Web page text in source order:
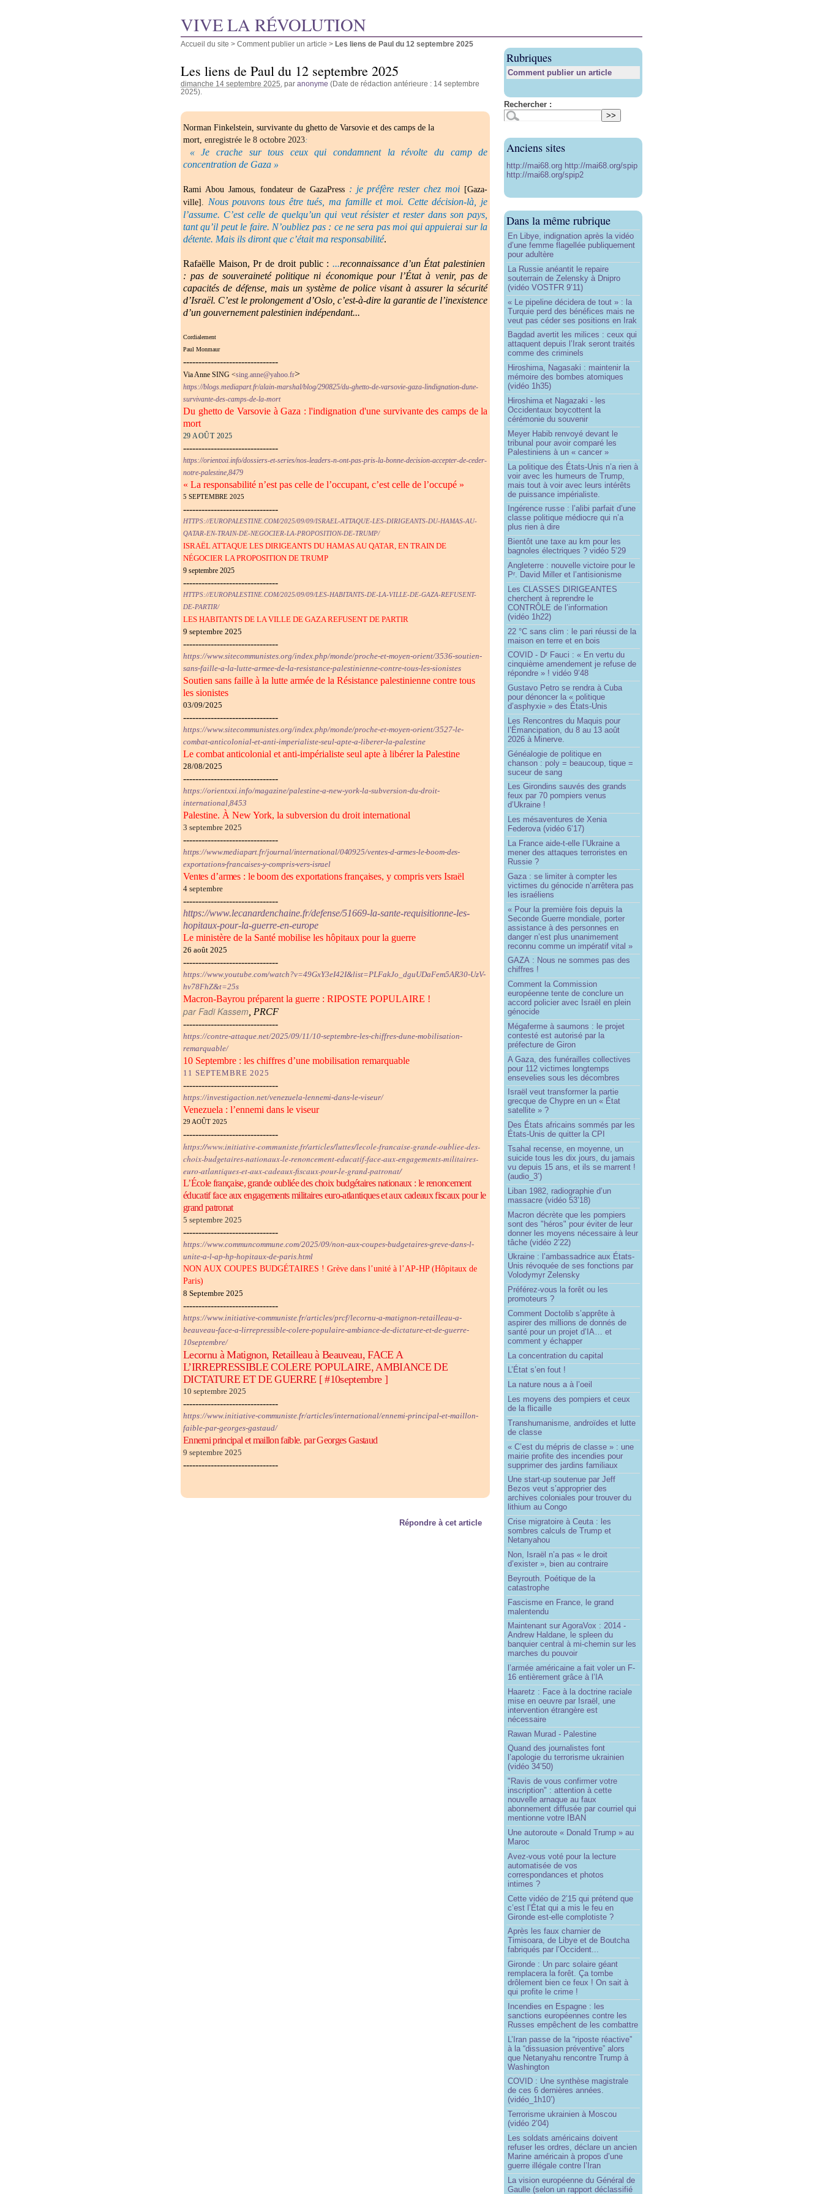
VIVE LA RÉVOLUTION
Accueil du site > Comment publier un article > Les liens de Paul du 12 septembre 2025
Les liens de Paul du 12 septembre 2025
dimanche 14 septembre 2025 , par anonyme (Date de rédaction antérieure : 14 septembre
2025).
Norman Finkelstein, survivante du ghetto de Varsovie et des camps de la
mort, enregistrée le 8 octobre 2023:
« Je crache sur tous ceux qui condamnent la révolte du camp de
concentration de Gaza »
Rami Abou Jamous, fondateur de GazaPress: je préfère rester chez moi [Gaza-
ville] . Nous pouvons tous être tués, ma famille et moi. Cette décision-là, je
l’assume. C’est celle de quelqu’un qui veut résister et rester dans son pays,
tant qu’il peut le faire. N’oubliez pas : ce ne sera pas moi qui appuierai sur la
détente. Mais ils diront que c’était ma responsabilité.
Rafaëlle Maison, Pr de droit public : ...reconnaissance d’un État palestinien
:pas de souveraineté politique ni économique pour l’État à venir, pas de
capacités de défense, mais un système de police visant à assurer la sécurité
d’Israël. C’est le prolongement d’Oslo, c’est-à-dire la garantie de l’inexistence
d’un gouvernement palestinien indépendant...
Cordialement
Paul Monmaur
-------------------------------
Via Anne SING <sing.anne@yahoo.fr>
https://blogs.mediapart.fr/alain-marshal/blog/290825/du-ghetto-de-varsovie-gaza-lindignation-dune-
survivante-des-camps-de-la-mort
Du ghetto de Varsovie à Gaza : l'indignation d'une survivante des camps de la
mort
29 AOÛT 2025
-------------------------------
https://orientxxi.info/dossiers-et-series/nos-leaders-n-ont-pas-pris-la-bonne-decision-accepter-de-ceder-
notre-palestine,8479
« La responsabilité n’est pas celle de l’occupant, c’est celle de l’occupé »
5 SEPTEMBRE 2025
-------------------------------
HTTPS://EUROPALESTINE.COM/2025/09/09/ISRAEL-ATTAQUE-LES-DIRIGEANTS-DU-HAMAS-AU-
QATAR-EN-TRAIN-DE-NEGOCIER-LA-PROPOSITION-DE-TRUMP/
ISRAËL ATTAQUE LES DIRIGEANTS DU HAMAS AU QATAR, EN TRAIN DE
NÉGOCIER LA PROPOSITION DE TRUMP
9 septembre 2025
-------------------------------
HTTPS://EUROPALESTINE.COM/2025/09/09/LES-HABITANTS-DE-LA-VILLE-DE-GAZA-REFUSENT-
DE-PARTIR/
LES HABITANTS DE LA VILLE DE GAZA REFUSENT DE PARTIR
9 septembre 2025
-------------------------------
https://www.sitecommunistes.org/index.php/monde/proche-et-moyen-orient/3536-soutien-
sans-faille-a-la-lutte-armee-de-la-resistance-palestinienne-contre-tous-les-sionistes
Soutien sans faille à la lutte armée de la Résistance palestinienne contre tous
les sionistes
03/09/2025
-------------------------------
https://www.sitecommunistes.org/index.php/monde/proche-et-moyen-orient/3527-le-
combat-anticolonial-et-anti-imperialiste-seul-apte-a-liberer-la-palestine
Le combat anticolonial et anti-impérialiste seul apte à libérer la Palestine
28/08/2025
-------------------------------
https://orientxxi.info/magazine/palestine-a-new-york-la-subversion-du-droit-
international,8453
Palestine. À New York, la subversion du droit international
3 septembre 2025
-------------------------------
https://www.mediapart.fr/journal/international/040925/ventes-d-armes-le-boom-des-
exportations-francaises-y-compris-vers-israel
Ventes d’armes : le boom des exportations françaises, y compris vers Israël
4 septembre
-------------------------------
https://www.lecanardenchaine.fr/defense/51669-la-sante-requisitionne-les-
hopitaux-pour-la-guerre-en-europe
Le ministère de la Santé mobilise les hôpitaux pour la guerre
26 août 2025
-------------------------------
https://www.youtube.com/watch?v=49GxY3eI42I&list=PLFakJo_dguUDaFem5AR30-UzV-
hv78FhZ&t=25s
Macron-Bayrou préparent la guerre : RIPOSTE POPULAIRE !
par Fadi Kassem , PRCF
-------------------------------
https://contre-attaque.net/2025/09/11/10-septembre-les-chiffres-dune-mobilisation-
remarquable/
10 Septembre : les chiffres d’une mobilisation remarquable
11 SEPTEMBRE 2025
-------------------------------
https://investigaction.net/venezuela-lennemi-dans-le-viseur/
Venezuela : l’ennemi dans le viseur
29 AOÛT 2025
-------------------------------
https://www.initiative-communiste.fr/articles/luttes/lecole-francaise-grande-oubliee-des-
choix-budgetaires-nationaux-le-renoncement-educatif-face-aux-engagements-militaires-
euro-atlantiques-et-aux-cadeaux-fiscaux-pour-le-grand-patronat/
L’École française, grande oubliée des choix budgétaires nationaux : le renoncement
éducatif face aux engagements militaires euro-atlantiques et aux cadeaux fiscaux pour le
grand patronat
5 septembre 2025
-------------------------------
https://www.communcommune.com/2025/09/non-aux-coupes-budgetaires-greve-dans-l-
unite-a-l-ap-hp-hopitaux-de-paris.html
NON AUX COUPES BUDGÉTAIRES ! Grève dans l’unité à l’AP-HP (Hôpitaux de
Paris)
8 Septembre 2025
-------------------------------
https://www.initiative-communiste.fr/articles/prcf/lecornu-a-matignon-retailleau-a-
beauveau-face-a-lirrepressible-colere-populaire-ambiance-de-dictature-et-de-guerre-
10septembre/
Lecornu à Matignon, Retailleau à Beauveau, FACE A
L’IRREPRESSIBLE COLERE POPULAIRE, AMBIANCE DE
DICTATURE ET DE GUERRE [ #10septembre ]
10 septembre 2025
-------------------------------
https://www.initiative-communiste.fr/articles/international/ennemi-principal-et-maillon-
faible-par-georges-gastaud/
Ennemi principal et maillon faible. par Georges Gastaud
9 septembre 2025
-------------------------------
Répondre à cet article
Rubriques
Comment publier un article
Rechercher :
Anciens sites
http://mai68.org http://mai68.org/spip
http://mai68.org/spip2
Dans la même rubrique
En Libye, indignation après la vidéo
d’une femme flagellée publiquement
pour adultère
La Russie anéantit le repaire
souterrain de Zelensky à Dnipro
(vidéo VOSTFR 9’11)
« Le pipeline décidera de tout » : la
Turquie perd des bénéfices mais ne
veut pas céder ses positions en Irak
Bagdad avertit les milices : ceux qui
attaquent depuis l’Irak seront traités
comme des criminels
Hiroshima, Nagasaki : maintenir la
mémoire des bombes atomiques
(vidéo 1h35)
Hiroshima et Nagazaki - les
Occidentaux boycottent la
cérémonie du souvenir
Meyer Habib renvoyé devant le
tribunal pour avoir comparé les
Palestiniens à un « cancer »
La politique des États-Unis n’a rien à
voir avec les humeurs de Trump,
mais tout à voir avec leurs intérêts
de puissance impérialiste.
Ingérence russe : l’alibi parfait d’une
classe politique médiocre qui n’a
plus rien à dire
Bientôt une taxe au km pour les
bagnoles électriques ? vidéo 5’29
Angleterre : nouvelle victoire pour le
Pr
. David Miller et l’antisionisme
Les CLASSES DIRIGEANTES
cherchent à reprendre le
CONTRÔLE de l’information
(vidéo 1h22)
22 °C sans clim : le pari réussi de la
maison en terre et en bois
COVID - Dr Fauci : « En vertu du
cinquième amendement je refuse de
répondre » ! vidéo 9’48
Gustavo Petro se rendra à Cuba
pour dénoncer la « politique
d’asphyxie » des États-Unis
Les Rencontres du Maquis pour
l’Émancipation, du 8 au 13 août
2026 à Minerve.
Généalogie de politique en
chanson : poly = beaucoup, tique =
suceur de sang
Les Girondins sauvés des grands
feux par 70 pompiers venus
d’Ukraine !
Les mésaventures de Xenia
Federova (vidéo 6’17)
La France aide-t-elle l’Ukraine a
mener des attaques terroristes en
Russie ?
Gaza : se limiter à compter les
victimes du génocide n’arrêtera pas
les israéliens
« Pour la première fois depuis la
Seconde Guerre mondiale, porter
assistance à des personnes en
danger n’est plus unanimement
reconnu comme un impératif vital »
GAZA : Nous ne sommes pas des
chiffres !
Comment la Commission
européenne tente de conclure un
accord policier avec Israël en plein
génocide
Mégaferme à saumons : le projet
contesté est autorisé par la
préfecture de Giron
A Gaza, des funérailles collectives
pour 112 victimes longtemps
ensevelies sous les décombres
Israël veut transformer la partie
grecque de Chypre en un « État
satellite » ?
Des États africains sommés par les
États-Unis de quitter la CPI
Tsahal recense, en moyenne, un
suicide tous les dix jours, du jamais
vu depuis 15 ans, et ils se marrent !
(audio_3’)
Liban 1982, radiographie d’un
massacre (vidéo 53’18)
Macron décrète que les pompiers
sont des "héros" pour éviter de leur
donner les moyens nécessaire à leur
tâche (vidéo 2’22)
Ukraine : l’ambassadrice aux États-
Unis révoquée de ses fonctions par
Volodymyr Zelensky
Préférez-vous la forêt ou les
promoteurs ?
Comment Doctolib s’apprête à
aspirer des millions de donnés de
santé pour un projet d’IA… et
comment y échapper
La concentration du capital
L’État s’en fout !
La nature nous a à l’oeil
Les moyens des pompiers et ceux
de la flicaille
Transhumanisme, androïdes et lutte
de classe
« C’est du mépris de classe » : une
mairie profite des incendies pour
supprimer des jardins familiaux
Une start-up soutenue par Jeff
Bezos veut s’approprier des
archives coloniales pour trouver du
lithium au Congo
Crise migratoire à Ceuta : les
sombres calculs de Trump et
Netanyahou
Non, Israël n’a pas « le droit
d’exister », bien au contraire
Beyrouth. Poétique de la
catastrophe
Fascisme en France, le grand
malentendu
Maintenant sur AgoraVox : 2014 -
Andrew Haldane, le spleen du
banquier central à mi-chemin sur les
marches du pouvoir
l’armée américaine a fait voler un F-
16 entièrement grâce à l’IA
Haaretz : Face à la doctrine raciale
mise en oeuvre par Israël, une
intervention étrangère est
nécessaire
Rawan Murad - Palestine
Quand des journalistes font
l’apologie du terrorisme ukrainien
(vidéo 34’50)
"Ravis de vous confirmer votre
inscription" : attention à cette
nouvelle arnaque au faux
abonnement diffusée par courriel qui
mentionne votre IBAN
Une autoroute « Donald Trump » au
Maroc
Avez-vous voté pour la lecture
automatisée de vos
correspondances et photos
intimes ?
Cette vidéo de 2’15 qui prétend que
c’est l’État qui a mis le feu en
Gironde est-elle complotiste ?
Après les faux charnier de
Timisoara, de Libye et de Boutcha
fabriqués par l’Occident...
Gironde : Un parc solaire géant
remplacera la forêt. Ça tombe
drôlement bien ce feux ! On sait à
qui profite le crime !
Incendies en Espagne : les
sanctions européennes contre les
Russes empêchent de les combattre
L’Iran passe de la “riposte réactive”
à la “dissuasion préventive” alors
que Netanyahu rencontre Trump à
Washington
COVID : Une synthèse magistrale
de ces 6 dernières années.
(vidéo_1h10’)
Terrorisme ukrainien à Moscou
(vidéo 2’04)
Les soldats américains doivent
refuser les ordres, déclare un ancien
Marine américain à propos d’une
guerre illégale contre l’Iran
La vision européenne du Général de
Gaulle (selon un rapport déclassifié